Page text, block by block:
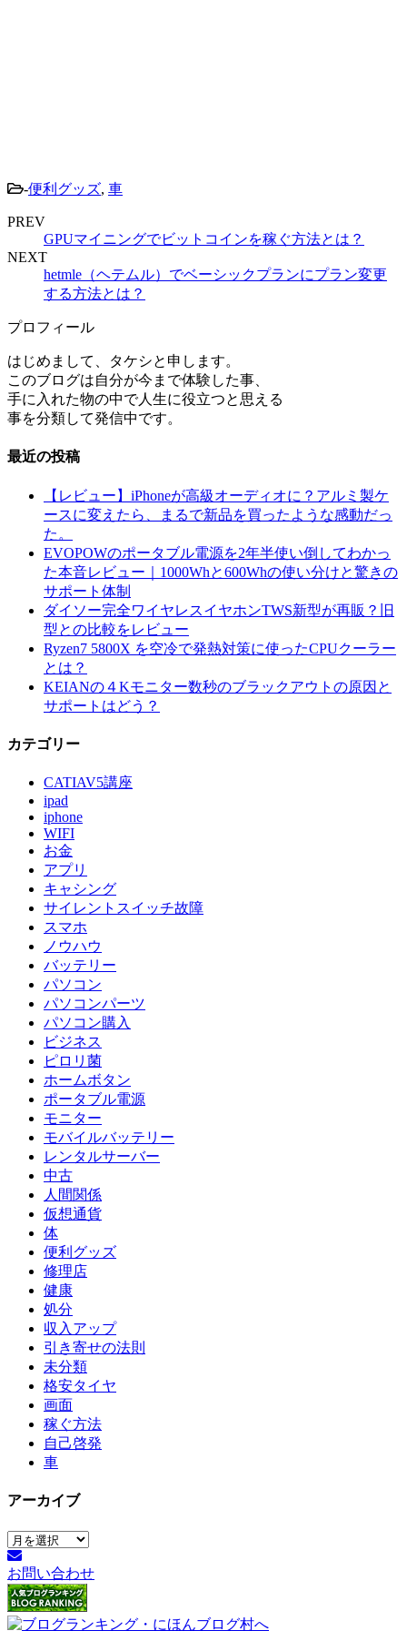
-便利グッズ, 車
PREV
GPUマイニングでビットコインを稼ぐ方法とは？
NEXT
hetmle（ヘテムル）でベーシックプランにプラン変更
する方法とは？
プロフィール
はじめまして、タケシと申します。
このブログは自分が今まで体験した事、
手に入れた物の中で人生に役立つと思える
事を分類して発信中です。
最近の投稿
【レビュー】iPhoneが高級オーディオに？アルミ製ケ
ースに変えたら、まるで新品を買ったような感動だっ
た。
EVOPOWのポータブル電源を2年半使い倒してわかっ
た本音レビュー｜1000Whと600Whの使い分けと驚きの
サポート体制
ダイソー完全ワイヤレスイヤホンTWS新型が再販？旧
型との比較をレビュー
Ryzen7 5800X を空冷で発熱対策に使ったCPUクーラー
とは？
KEIANの４Kモニター数秒のブラックアウトの原因と
サポートはどう？
カテゴリー
CATIAV5講座
ipad
iphone
WIFI
お金
アプリ
キャシング
サイレントスイッチ故障
スマホ
ノウハウ
バッテリー
パソコン
パソコンパーツ
パソコン購入
ビジネス
ピロリ菌
ホームボタン
ポータブル電源
モニター
モバイルバッテリー
レンタルサーバー
中古
人間関係
仮想通貨
体
便利グッズ
修理店
健康
処分
収入アップ
引き寄せの法則
未分類
格安タイヤ
画面
稼ぐ方法
自己啓発
車
アーカイブ
ア
ー
カ
イ
ブ
お問い合わせ